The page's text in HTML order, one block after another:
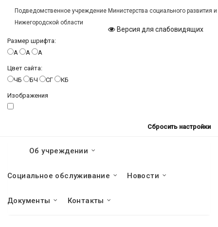
Подведомственное учреждение Министерства социального развития
Нижегородской области
Версия для слабовидящих
Размер шрифта:
A
A A
Цвет сайта:
ЧБ
БЧ СГ КБ
Изображения
Сбросить настройки
Об учреждении
Социальное обслуживание Новости
Документы Контакты